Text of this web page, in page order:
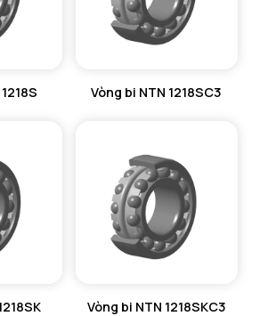
NTN
Vòng bi NTN 1218SC3
Vòng bi NTN 1218SKC3